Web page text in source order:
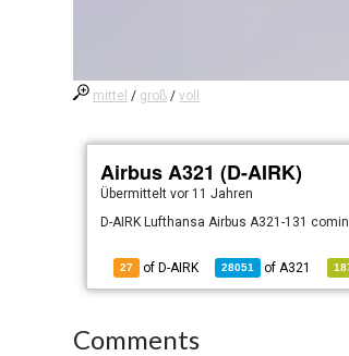
mittel / groß /voll
Airbus A321 (D-AIRK)
Übermitteltvor 11 Jahren
D-AIRK Lufthansa Airbus A321-131
27 of D-AIRK 28051 ofA321
Comments